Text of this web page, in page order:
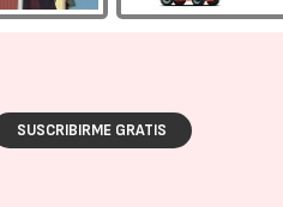
SUSCRIBIRME GRATIS